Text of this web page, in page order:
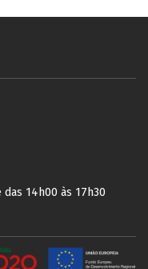
14h00 às 17h30